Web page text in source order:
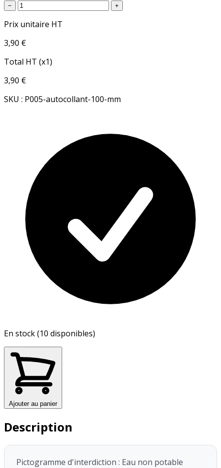
− +
Prix unitaire HT
3,90 €
Total HT (x1)
3,90 €
SKU : P005-autocollant-100-mm
En stock (10 disponibles)
Ajouter au panier
Description
Pictogramme d'interdiction : Eau non potable